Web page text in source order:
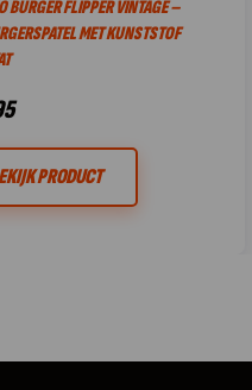
BURGER FLIPPER VINTAGE –
MET KUNSTSTOF
PRODUCT